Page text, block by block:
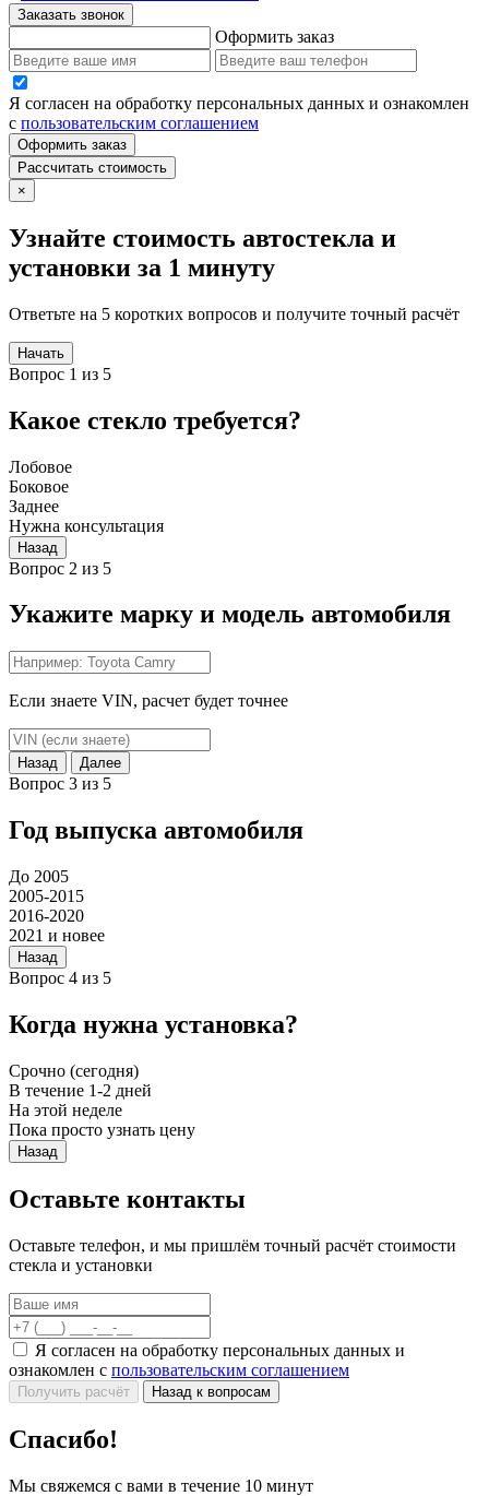
Заказать звонок
Оформить заказ
Я согласен на обработку персональных данных и ознакомлен
с пользовательским соглашением
Оформить заказ
Рассчитать стоимость
×
Узнайте стоимость автостекла и
установки за 1 минуту
Ответьте на 5 коротких вопросов и получите точный расчёт
Начать
Вопрос 1 из 5
Какое стекло требуется?
Лобовое
Боковое
Заднее
Нужна консультация
Назад
Вопрос 2 из 5
Укажите марку и модель автомобиля
Если знаете VIN, расчет будет точнее
Назад Далее
Вопрос 3 из 5
Год выпуска автомобиля
До 2005
2005-2015
2016-2020
2021 и новее
Назад
Вопрос 4 из 5
Когда нужна установка?
Срочно (сегодня)
В течение 1-2 дней
На этой неделе
Пока просто узнать цену
Назад
Оставьте контакты
Оставьте телефон, и мы пришлём точный расчёт стоимости
стекла и установки
Я согласен на обработку персональных данных и
ознакомлен с пользовательским соглашением
Получить расчёт Назад к вопросам
Спасибо!
Мы свяжемся с вами в течение 10 минут